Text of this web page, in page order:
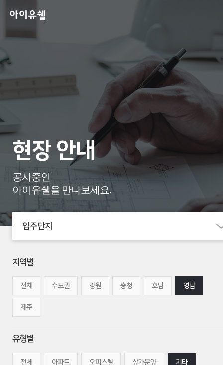
현장 안내
공사중인
아이유쉘을 만나보세요.
입주단지
지역별
전체 수도권 강원 충청 호남 영남
제주
유형별
전체 아파트 오피스텔 상가분양 기타